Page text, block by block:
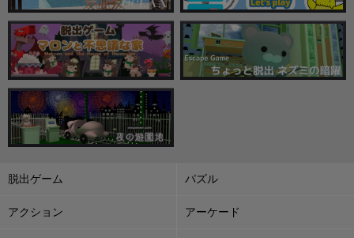
脱出ゲーム パズル
アクション アーケード